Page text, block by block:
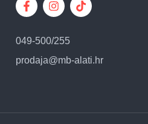
049-500/255
prodaja@mb-alati.hr